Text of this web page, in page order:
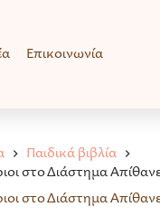
Επικοινωνία
Παιδικά βιβλία
στο Διάστημα
στο Διάστημα